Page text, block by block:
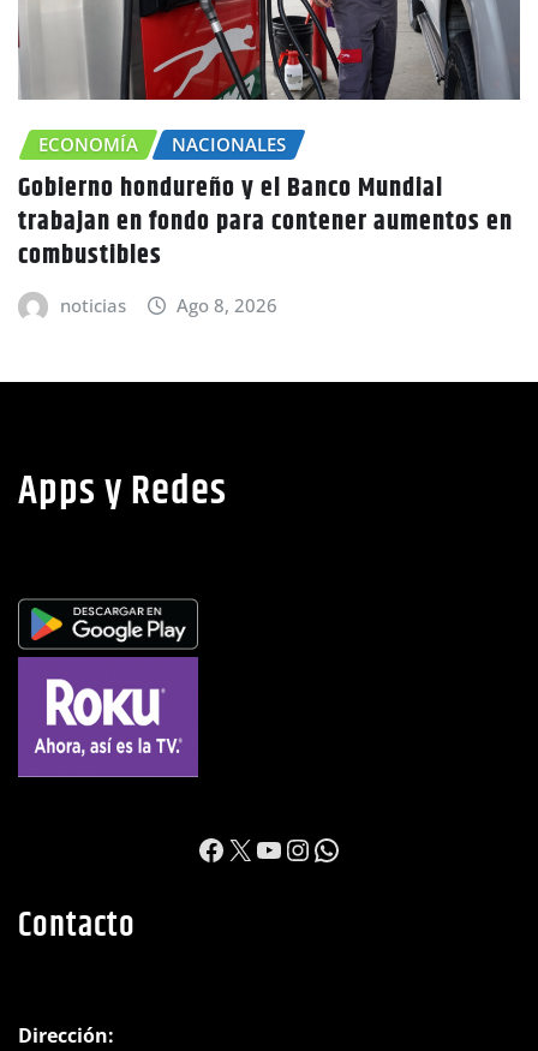
ECONOMÍA NACIONALES
hondureño y el Banco Mundial
en fondo para contener aumentos en
noticias Ago 8, 2026
Apps y Redes
https://
X YouTube
Instagram
WhatsApp
Contacto
Dirección: